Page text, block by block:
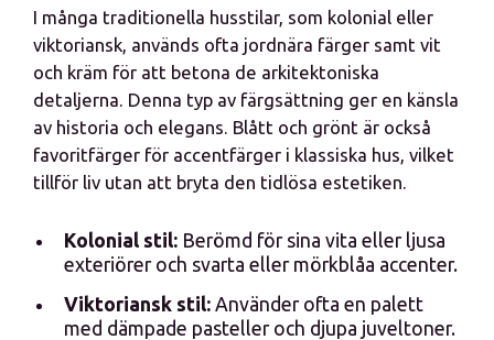
I många traditionella husstilar, som kolonial eller
viktoriansk, används ofta jordnära färger samt vit
och kräm för att betona de arkitektoniska
detaljerna. Denna typ av färgsättning ger en känsla
av historia och elegans. Blått och grönt är också
favoritfärger för accentfärger i klassiska hus, vilket
tillför liv utan att bryta den tidlösa estetiken.
Kolonial stil: Berömd för sina vita eller ljusa
exteriörer och svarta eller mörkblåa accenter.
Viktoriansk stil: Använder ofta en palett
med dämpade pasteller och djupa juveltoner.